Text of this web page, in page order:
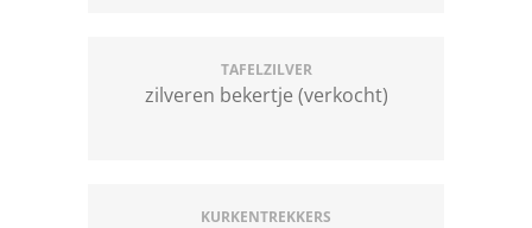
TAFELZILVER
zilveren bekertje (verkocht)
KURKENTREKKERS